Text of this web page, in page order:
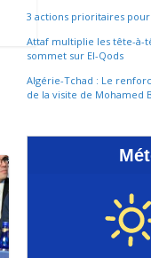
3 actions prioritaires
Attaf multiplie les tête-à-
sommet sur El-Qods
Algérie-Tchad : Le
de la visite de Mohamed